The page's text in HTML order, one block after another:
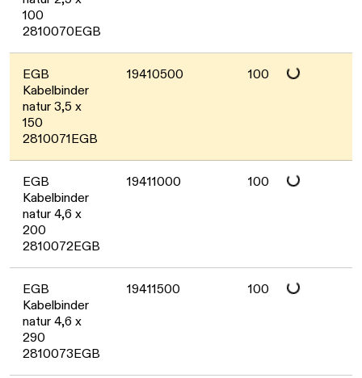
100
2810070EGB
EGB
Kabelbinder
natur 3,5 x
150
2810071EGB
19410500 100 Daten
EGB
Kabelbinder
natur 4,6 x
200
2810072EGB
19411000 100 Daten
EGB
Kabelbinder
natur 4,6 x
290
2810073EGB
19411500 100 Daten